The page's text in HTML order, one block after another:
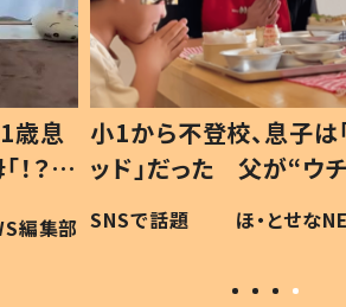
歳息
？」
編集部
小1から不登校、息子は
ッド」だった 父が“ウ
作り続ける理由とは #
#令和の子
SNSで話題 ほ・とせな